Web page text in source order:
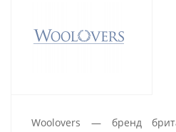
Woolovers — бренд